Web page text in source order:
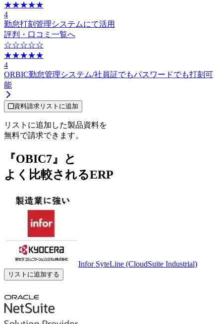
★★★★★
4
勤怠打刻管理システムにて活用
評判・口コミ一覧へ
☆☆☆☆☆
★★★★★
4
ORBIC勤怠管理システム/社員証でもパスワードでも打刻可
能
資料請求リストに追加
リストに追加した製品資料を
無料で請求できます。
『OBIC7』と
よく比較されるERP
Infor SyteLine (CloudSuite Industrial)
リストに追加する